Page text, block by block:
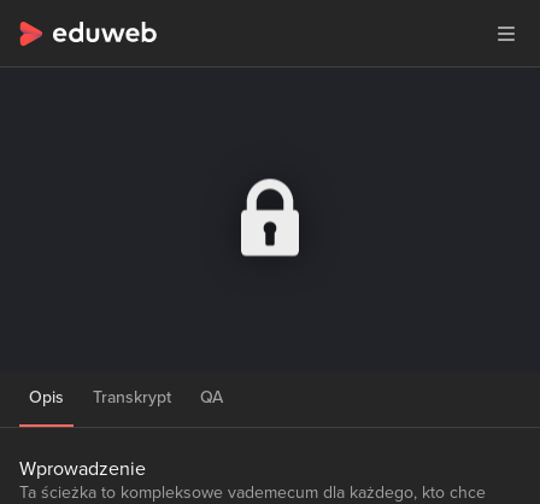
Opis Transkrypt QA
Wprowadzenie
Ta ścieżka to kompleksowe vademecum dla każdego, kto chce